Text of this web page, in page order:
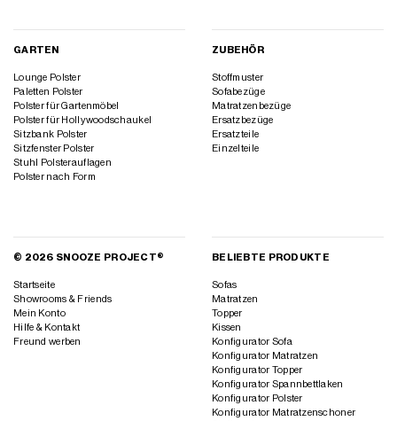
GARTEN
Lounge Polster
Paletten Polster
Polster für Gartenmöbel
Polster für Hollywoodschaukel
Sitzbank Polster
Sitzfenster Polster
Stuhl Polsterauflagen
Polster nach Form
ZUBEHÖR
Stoffmuster
Sofabezüge
Matratzenbezüge
Ersatzbezüge
Ersatzteile
Einzelteile
© 2026 SNOOZE PROJECT®
Startseite
Showrooms & Friends
Mein Konto
Hilfe & Kontakt
Freund werben
BELIEBTE PRODUKTE
Sofas
Matratzen
Topper
Kissen
Konfigurator Sofa
Konfigurator Matratzen
Konfigurator Topper
Konfigurator Spannbettlaken
Konfigurator Polster
Konfigurator Matratzenschoner